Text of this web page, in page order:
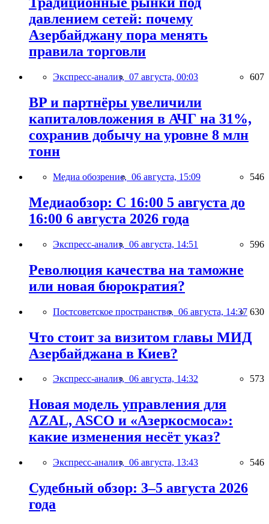
давлением сетей: почему
Азербайджану пора менять
правила торговли
Экспресс-анализ, 07 августа, 00:03 607
BP и партнёры увеличили
капиталовложения в АЧГ на 31%,
сохранив добычу на уровне 8 млн
тонн
Медиа обозрение, 06 августа, 15:09 546
Медиаобзор: С 16:00 5 августа до
16:00 6 августа 2026 года
Экспресс-анализ, 06 августа, 14:51 596
Революция качества на таможне
или новая бюрократия?
Постсоветское пространство, 06 августа, 14:37 630
Что стоит за визитом главы МИД
Азербайджана в Киев?
Экспресс-анализ, 06 августа, 14:32 573
Новая модель управления для
AZAL, ASCO и «Азеркосмоса»:
какие изменения несёт указ?
Экспресс-анализ, 06 августа, 13:43 546
Судебный обзор: 3–5 августа 2026
года